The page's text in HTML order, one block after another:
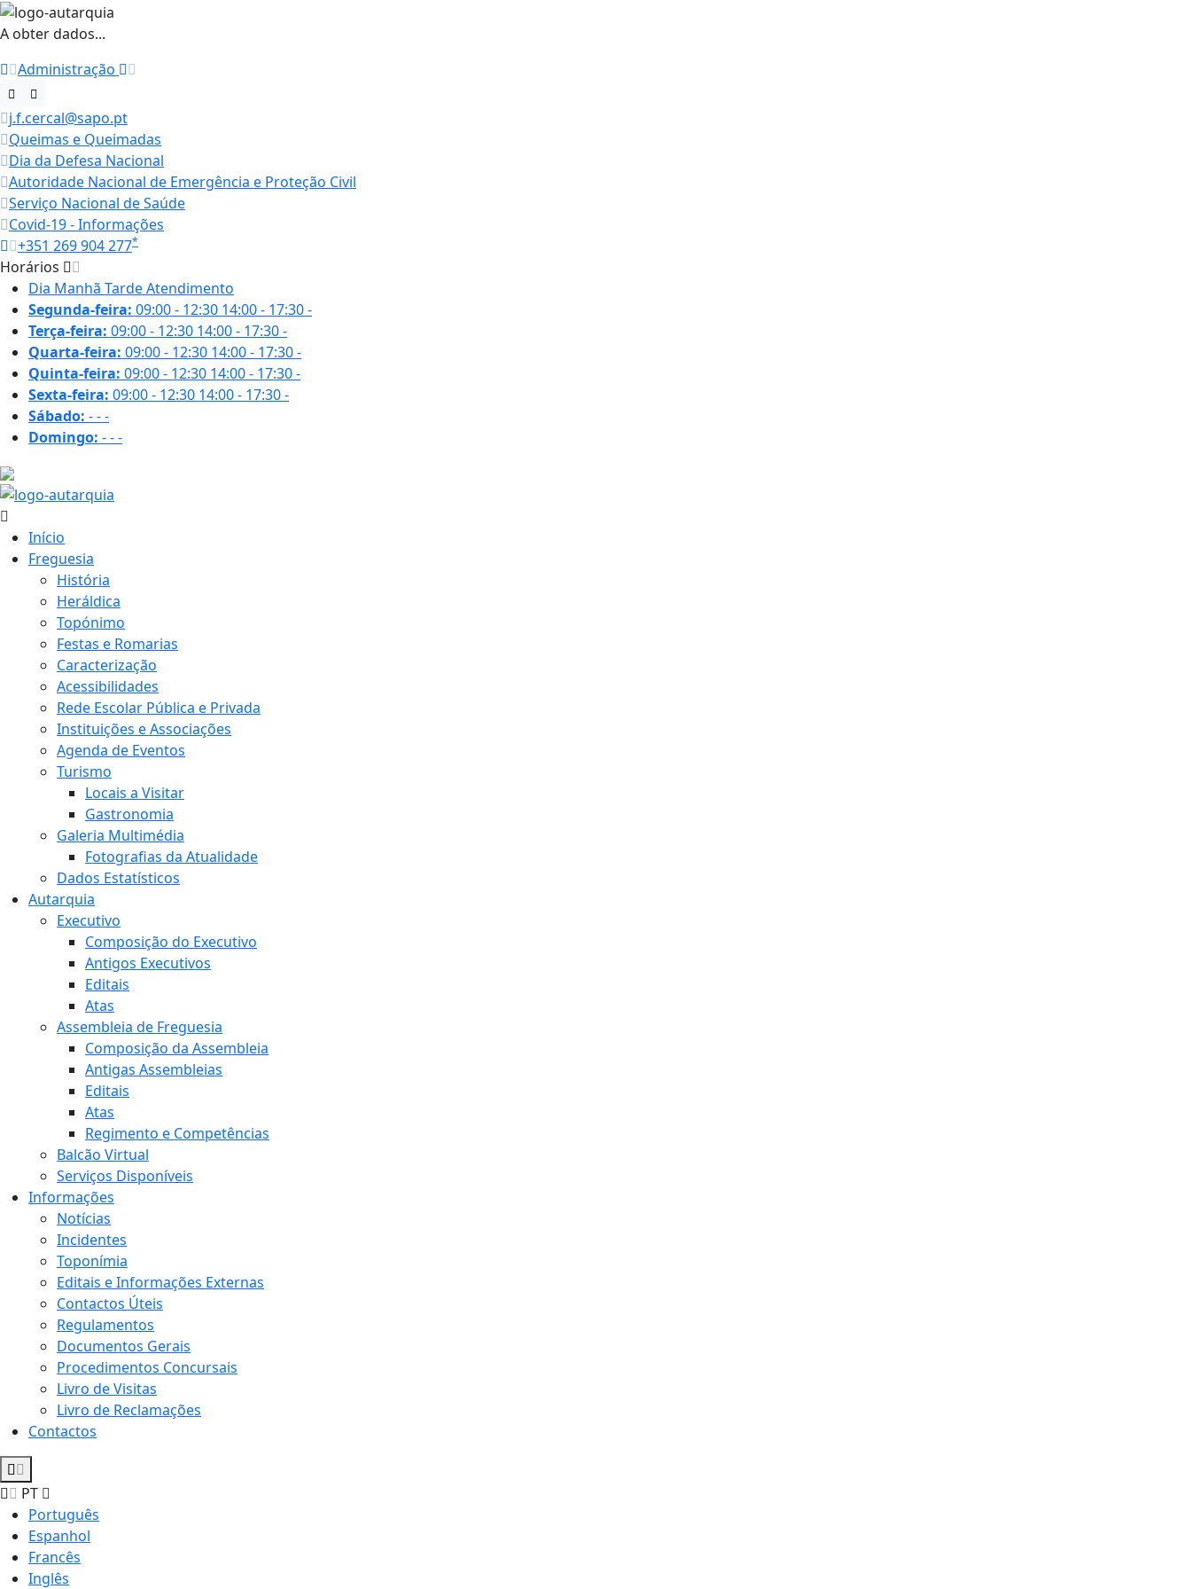
A obter dados...
Administração
j.f.cercal@sapo.pt
Queimas e Queimadas
Dia da Defesa Nacional
Autoridade Nacional de Emergência e Proteção Civil
Serviço Nacional de Saúde
Covid-19 - Informações
+351 269 904 277*
Horários
Dia Manhã TardeAtendimento
Segunda-feira: 09:00 - 12:30 14:00 - 17:30-
Terça-feira: 09:00 - 12:30 14:00 - 17:30-
Quarta-feira: 09:00 - 12:30 14:00 - 17:30-
Quinta-feira: 09:00 - 12:30 14:00 - 17:30-
Sexta-feira: 09:00 - 12:30 14:00 - 17:30-
Sábado: ---
Domingo: ---
Início
Freguesia
História
Heráldica
Topónimo
Festas e Romarias
Caracterização
Acessibilidades
Rede Escolar Pública e Privada
Instituições e Associações
Agenda de Eventos
Turismo
Locais a Visitar
Gastronomia
Galeria Multimédia
Fotografias da Atualidade
Dados Estatísticos
Autarquia
Executivo
Composição do Executivo
Antigos Executivos
Editais
Atas
Assembleia de Freguesia
Composição da Assembleia
Antigas Assembleias
Editais
Atas
Regimento e Competências
Balcão Virtual
Serviços Disponíveis
Informações
Notícias
Incidentes
Toponímia
Editais e Informações Externas
Contactos Úteis
Regulamentos
Documentos Gerais
Procedimentos Concursais
Livro de Visitas
Livro de Reclamações
Contactos
PT
Português
Espanhol
Francês
Inglês